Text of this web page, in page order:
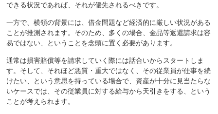
できる状況であれば、それが優先されるべきです。
一方で、横領の背景には、借金問題など経済的に厳しい状況がある
ことが推測されます。そのため、多くの場合、金品等返還請求は容
易ではない、ということを念頭に置く必要があります。
通常は損害賠償等を請求していく際には話合いからスタートしま
す。そして、それほど悪質・重大ではなく、その従業員が仕事を続
けたい、という意思を持っている場合で、資産が十分に見当たらな
いケースでは、その従業員に対する給与から天引きをする、という
ことが考えられます。